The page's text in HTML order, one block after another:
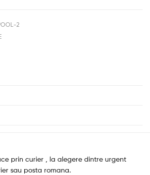
2
prin curier , la alegere dintre urgent
sau posta romana.